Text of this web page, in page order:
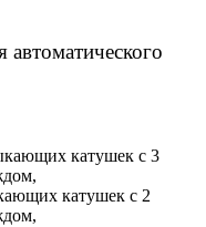
катушек с 3
катушек с 2